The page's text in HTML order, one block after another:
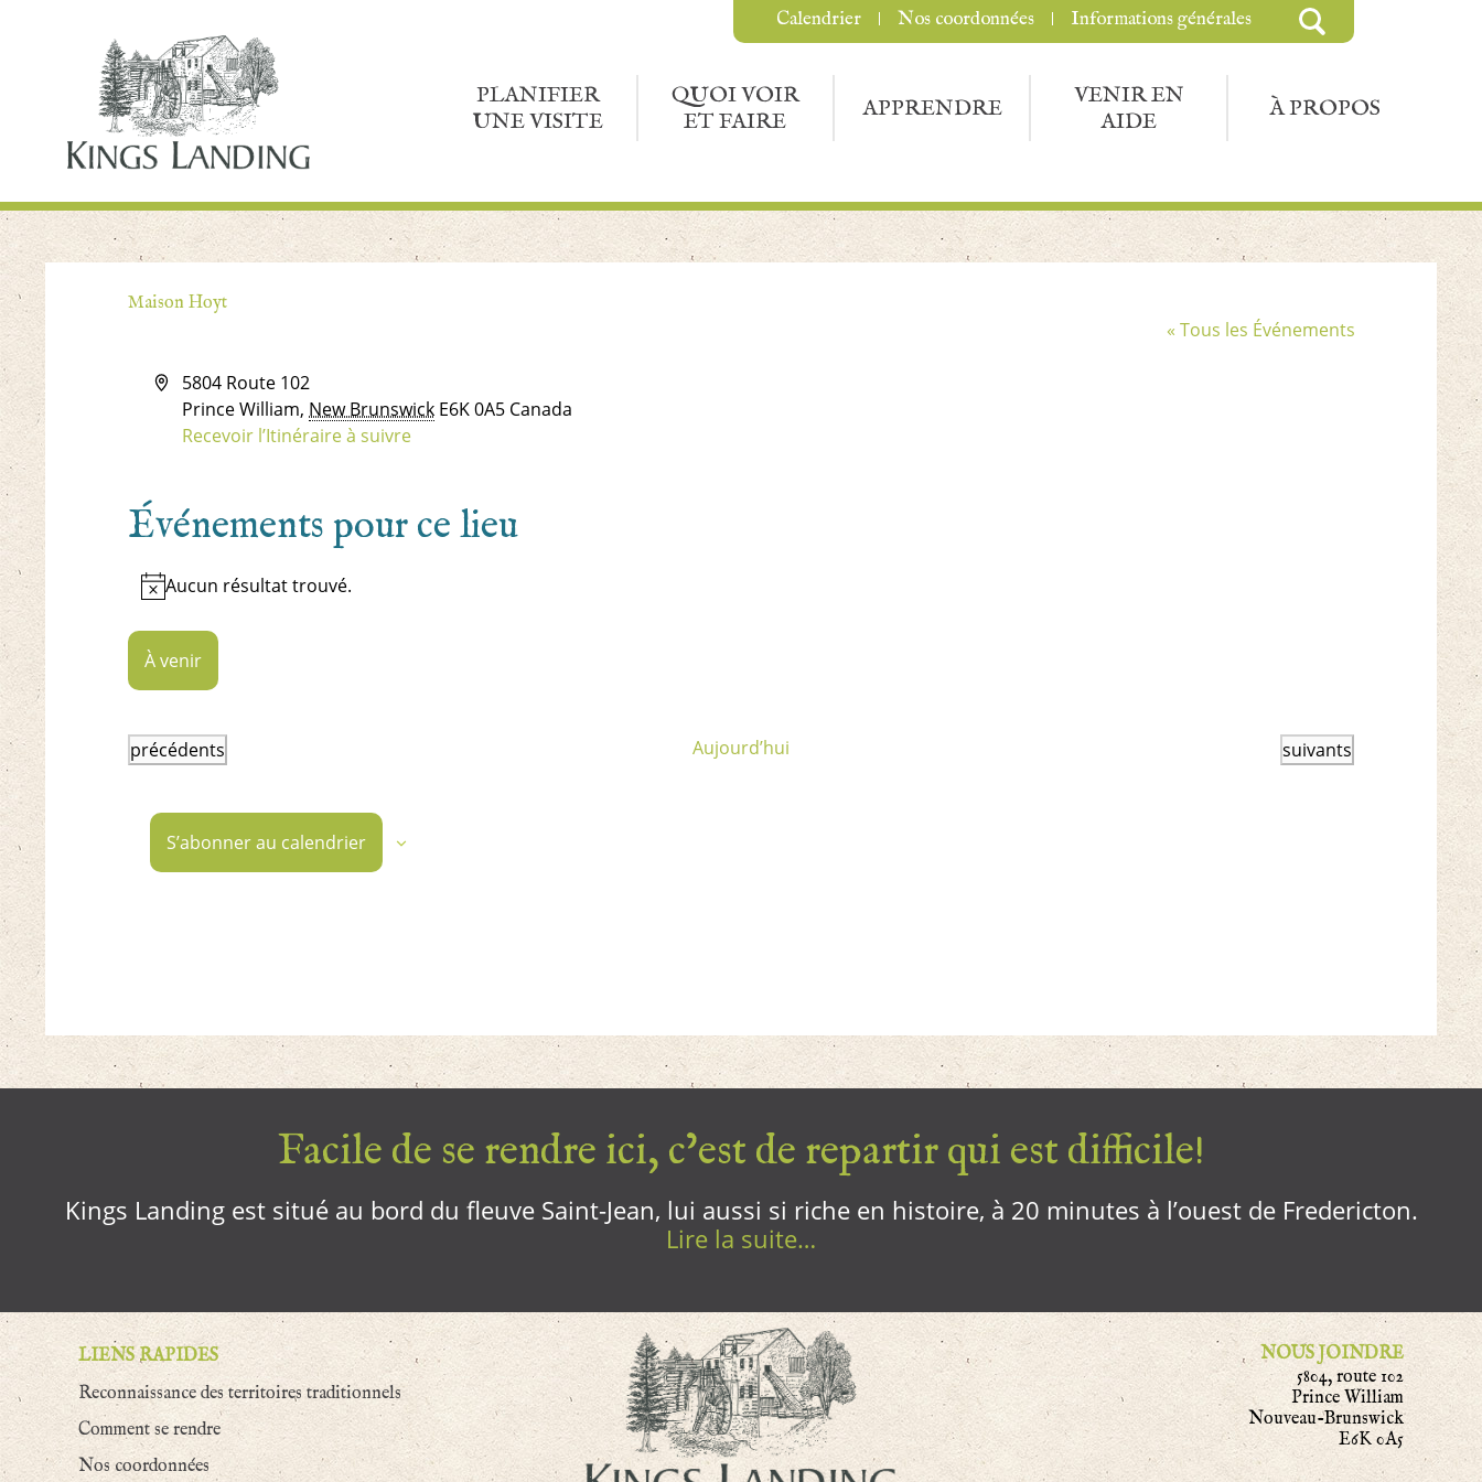
PLANIFIER
UNE VISITE
QUOI VOIR
ET FAIRE
APPRENDRE
VENIR EN
AIDE
À PROPOS
Calendrier Nos coordonnées Informations générales
Maison Hoyt
« Tous les Événements
Adresse
5804 Route 102
Prince William, New Brunswick E6K 0A5 Canada
Recevoir l’Itinéraire à suivre
Événements pour ce lieu
NoticeAucun résultat trouvé.
À venir
date.
Événements
précédents Aujourd’hui Événements
suivants
S’abonner au calendrier
Facile de se rendre ici, c’est de repartir qui est difficile!
Kings Landing est situé au bord du fleuve Saint-Jean, lui aussi si riche en histoire, à 20 minutes à l’ouest de Fredericton.
Lire la suite…
LIENS RAPIDES
Reconnaissance des territoires traditionnels
Comment se rendre
Nos coordonnées
NOUS JOINDRE
5804, route 102
Prince William
Nouveau-Brunswick
E6K 0A5